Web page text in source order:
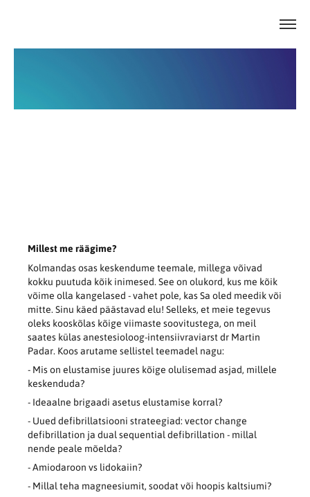
Millest me räägime?
Kolmandas osas keskendume teemale, millega võivad
kokku puutuda kõik inimesed. See on olukord, kus me kõik
võime olla kangelased - vahet pole, kas Sa oled meedik või
mitte. Sinu käed päästavad elu! Selleks, et meie tegevus
oleks kooskõlas kõige viimaste soovitustega, on meil
saates külas anestesioloog-intensiivraviarst dr Martin
Padar. Koos arutame sellistel teemadel nagu:
- Mis on elustamise juures kõige olulisemad asjad, millele
keskenduda?
- Ideaalne brigaadi asetus elustamise korral?
- Uued defibrillatsiooni strateegiad: vector change
defibrillation ja dual sequential defibrillation - millal
nende peale mõelda?
- Amiodaroon vs lidokaiin?
- Millal teha magneesiumit, soodat või hoopis kaltsiumi?